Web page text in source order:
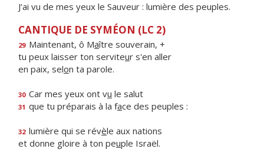
J’ai vu de mes yeux le Sauveur : lumière des peuples.
CANTIQUE DE SYMÉON (LC 2)
29 Maintenant, ô Maître souverain, +
tu peux laisser ton serviteur s'en aller
en paix, selon ta parole.
30 Car mes yeux ont vu le salut
31 que tu préparais à la face des peuples :
32 lumière qui se révèle aux nations
et donne gloire à ton peuple Israël.